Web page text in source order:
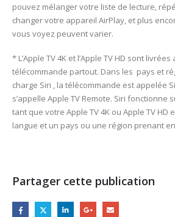
pouvez mélanger votre liste de lecture,
changer votre appareil AirPlay, et plus
vous voyez peuvent varier.
* L’Apple TV 4K et l’Apple TV HD sont
télécommande partout. Dans les pays et
charge Siri , la télécommande est appelée
s’appelle Apple TV Remote. Siri fonctionne
tant que votre Apple TV 4K ou Apple TV HD
langue et un pays ou une région prenant
Partager cette publication